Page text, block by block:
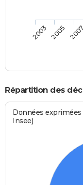
2003 2005 2007
Répartition des
Données exprimées
Insee)